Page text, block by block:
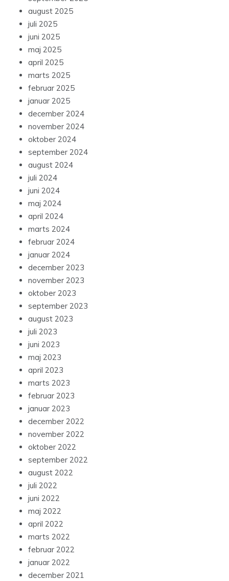
august 2025
juli 2025
juni 2025
maj 2025
april 2025
marts 2025
februar 2025
januar 2025
december 2024
november 2024
oktober 2024
september 2024
august 2024
juli 2024
juni 2024
maj 2024
april 2024
marts 2024
februar 2024
januar 2024
december 2023
november 2023
oktober 2023
september 2023
august 2023
juli 2023
juni 2023
maj 2023
april 2023
marts 2023
februar 2023
januar 2023
december 2022
november 2022
oktober 2022
september 2022
august 2022
juli 2022
juni 2022
maj 2022
april 2022
marts 2022
februar 2022
januar 2022
december 2021